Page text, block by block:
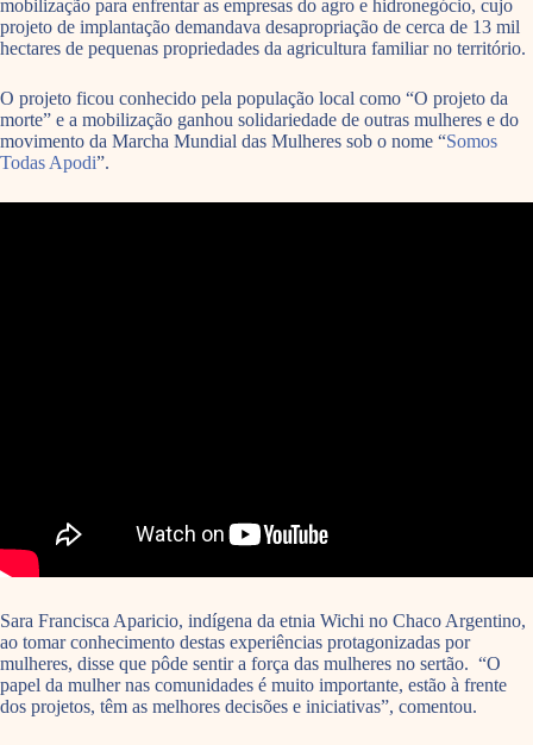
mobilização para enfrentar as empresas do agro e hidronegócio, cujo
projeto de implantação demandava desapropriação de cerca de 13 mil
hectares de pequenas propriedades da agricultura familiar no território.
O projeto ficou conhecido pela população local como “O projeto da
morte” e a mobilização ganhou solidariedade de outras mulheres e do
movimento da Marcha Mundial das Mulheres sob o nome “Somos
Todas Apodi”.
Sara Francisca Aparicio, indígena da etnia Wichi no Chaco Argentino,
ao tomar conhecimento destas experiências protagonizadas por
mulheres, disse que pôde sentir a força das mulheres no sertão. “O
papel da mulher nas comunidades é muito importante, estão à frente
dos projetos, têm as melhores decisões e iniciativas”, comentou.